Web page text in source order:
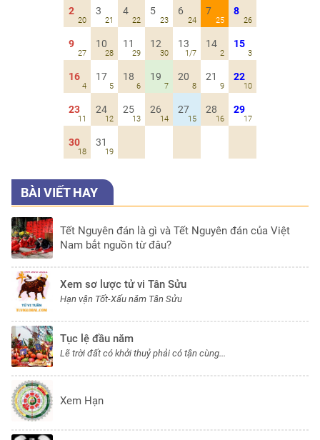
2
20
3
21
4
22
5
23
6
24
7
25
8
26
9
27
10
28
11
29
12
30
13
1/7
14
2
15
3
16
4
17
5
18
6
19
7
20
8
21
9
22
10
23
11
24
12
25
13
26
14
27
15
28
16
29
17
30
18
31
19
BÀI VIẾT HAY
Tết Nguyên đán là gì và Tết Nguyên đán của Việt
Nam bắt nguồn từ đâu?
Xem sơ lược tử vi Tân Sửu
Hạn vận Tốt-Xấu năm Tân Sửu
Tục lệ đầu năm
Lẽ trời đất có khởi thuỷ phải có tận cùng...
Xem Hạn